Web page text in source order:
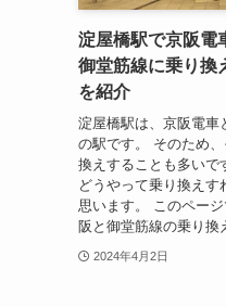
淀屋橋駅で京阪電
御堂筋線に乗り換
を紹介
淀屋橋駅は、京阪電車
の駅です。 そのため
換えすることも多いで
どうやって乗り換えす
思います。 このペー
阪と御堂筋線の乗り換
2024年4月2日